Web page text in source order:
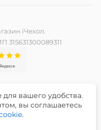
iЧехол.
315631300089311
сайта -
вашего удобства.
вы соглашаетесь
.